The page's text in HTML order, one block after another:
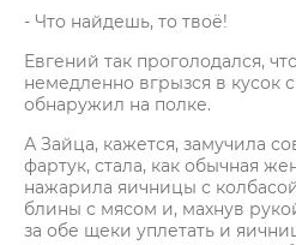
- Что найдешь, то твоё!
Евгений так проголодался,
немедленно вгрызся в кусок
обнаружил на полке.
А Зайца, кажется, замучила
фартук, стала, как обычная
нажарила яичницы с
блины с мясом и, махнув
за обе щеки уплетать и